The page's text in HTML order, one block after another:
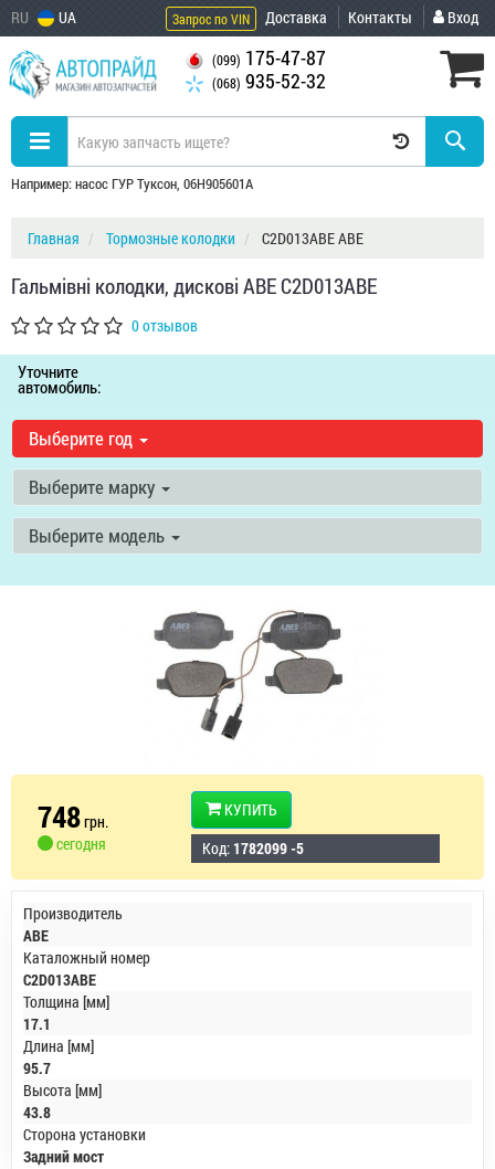
RU UA Запрос по VIN Доставка Контакты Вход
(099) 175-47-87
(068) 935-52-32
Например: насос ГУР Туксон, 06H905601A
Главная Тормозные колодки C2D013ABE ABE
Гальмівні колодки, дискові ABE C2D013ABE
0 отзывов
Уточните
автомобиль:
Выберите год
Выберите марку
Выберите модель
748грн.
сегодня
КУПИТЬ
Код: 1782099 -5
Производитель
ABE
Каталожный номер
C2D013ABE
Толщина [мм]
17.1
Длина [мм]
95.7
Высота [мм]
43.8
Сторона установки
Задний мост